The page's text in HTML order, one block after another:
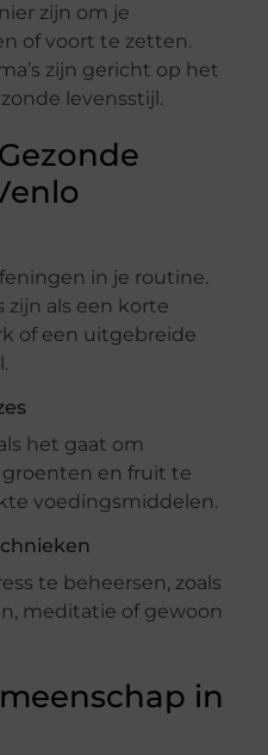
zijn om je
of voort te zetten.
zijn gericht op het
levensstijl.
in je routine.
zijn als een korte
of een uitgebreide
het gaat om
en fruit te
voedingsmiddelen.
te beheersen, zoals
meditatie of gewoon
in